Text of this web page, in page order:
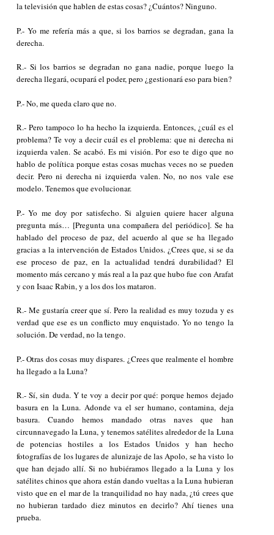
la televisión que hablen de estas cosas? ¿Cuántos? Ninguno.
P.- Yo me refería más a que, si los barrios se degradan, gana la
derecha.
R.- Si los barrios se degradan no gana nadie, porque luego la
derecha llegará, ocupará el poder, pero ¿gestionará eso para bien?
P.- No, me queda claro que no.
R.- Pero tampoco lo ha hecho la izquierda. Entonces, ¿cuál es el
problema? Te voy a decir cuál es el problema: que ni derecha ni
izquierda valen. Se acabó. Es mi visión. Por eso te digo que no
hablo de política porque estas cosas muchas veces no se pueden
decir. Pero ni derecha ni izquierda valen. No, no nos vale ese
modelo. Tenemos que evolucionar.
P.- Yo me doy por satisfecho. Si alguien quiere hacer alguna
pregunta más… [Pregunta una compañera del periódico]. Se ha
hablado del proceso de paz, del acuerdo al que se ha llegado
gracias a la intervención de Estados Unidos. ¿Crees que, si se da
ese proceso de paz, en la actualidad tendrá durabilidad? El
momento más cercano y más real a la paz que hubo fue con Arafat
y con Isaac Rabin, y a los dos los mataron.
R.- Me gustaría creer que sí. Pero la realidad es muy tozuda y es
verdad que ese es un conflicto muy enquistado. Yo no tengo la
solución. De verdad, no la tengo.
P.- Otras dos cosas muy dispares. ¿Crees que realmente el hombre
ha llegado a la Luna?
R.- Sí, sin duda. Y te voy a decir por qué: porque hemos dejado
basura en la Luna. Adonde va el ser humano, contamina, deja
basura. Cuando hemos mandado otras naves que han
circunnavegado la Luna, y tenemos satélites alrededor de la Luna
de potencias hostiles a los Estados Unidos y han hecho
fotografías de los lugares de alunizaje de las Apolo, se ha visto lo
que han dejado allí. Si no hubiéramos llegado a la Luna y los
satélites chinos que ahora están dando vueltas a la Luna hubieran
visto que en el mar de la tranquilidad no hay nada, ¿tú crees que
no hubieran tardado diez minutos en decirlo? Ahí tienes una
prueba.